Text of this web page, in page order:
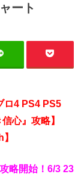
ート
ロ4 PS4 PS5
心』攻略】
略開始！6/3 23